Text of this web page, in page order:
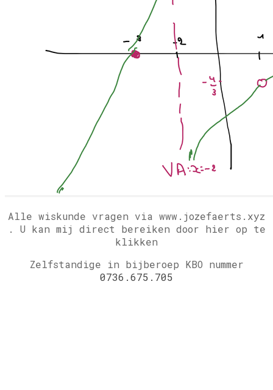
Alle wiskunde vragen via www.jozefaerts.xyz
. U kan mij direct bereiken door hier op te
klikken
Zelfstandige in bijberoep KBO nummer
0736.675.705